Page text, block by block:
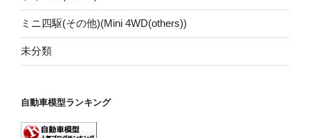
ミニ四駆(その他)(Mini 4WD(others))
未分類
自動車模型ランキング